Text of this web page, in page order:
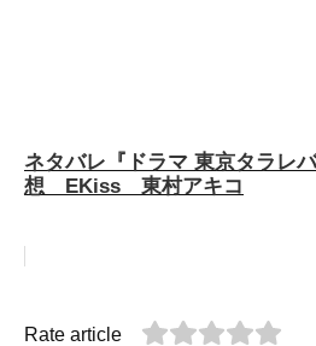
ネタバレ『ドラマ 東京タラレ
想 EKiss 東村アキコ
Rate article